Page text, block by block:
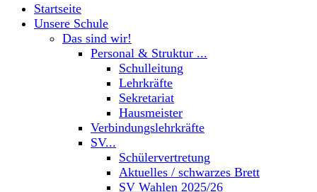
Startseite
Unsere Schule
Das sind wir!
Personal & Struktur ...
Schulleitung
Lehrkräfte
Sekretariat
Hausmeister
Verbindungslehrkräfte
SV...
Schülervertretung
Aktuelles / schwarzes Brett
SV Wahlen 2025/26